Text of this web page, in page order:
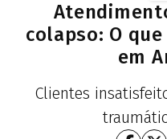
colapso: O
em
Clientes